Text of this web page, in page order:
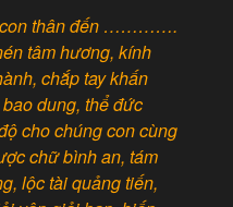
thân đến ………….
tâm hương, kính
chắp tay khấn
dung, thể đức
cho chúng con cùng
chữ bình an, tám
lộc tài quảng tiến,